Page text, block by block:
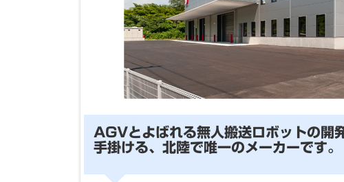
AGVとよばれる無人搬送ロボットの開
手掛ける、北陸で唯一のメーカーです。